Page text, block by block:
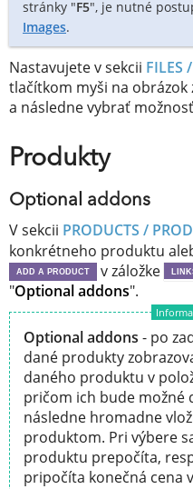
stránky "F5", je nutné
Images.
Nastavujete v sekcii FILES
tlačítkom myši na
a následne vybrať možnosť
Produkty
Optional addons
V sekcii PRODUCTS /
konkrétneho produktu
ADD A PRODUCT v záložke
"Optional addons".
Optional addons - po
dané produkty
daného produktu v
pričom ich bude možné
následne hromadne
produktom. Pri výbere
produktu prepočíta,
pripočíta konečná cena